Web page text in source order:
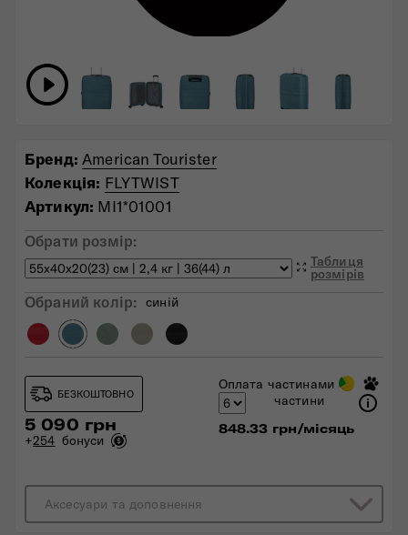
Бренд: American Tourister
Колекція: FLYTWIST
Артикул: MI1*01001
Обрати розмір:
Таблиця
розмірів
Обраний колiр: синій
БЕЗКОШТОВНО
5 090 грн
+254 бонуси
Оплата частинами
частини
848.33 грн/місяць
Аксесуари та доповнення